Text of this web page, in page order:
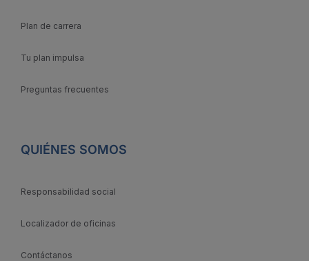
Plan de carrera
Tu plan impulsa
Preguntas frecuentes
QUIÉNES SOMOS
Responsabilidad social
Localizador de oficinas
Contáctanos